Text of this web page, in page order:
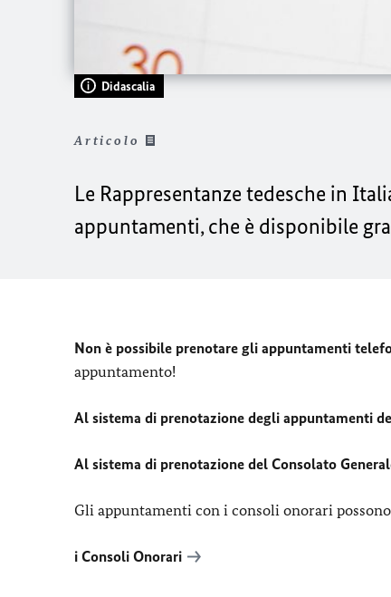
Didascalia
Articolo
Le Rappresentanze tedesche in
appuntamenti, che è disponibile
Non è possibile prenotare gli appuntamenti
appuntamento!
Al sistema di prenotazione degli appuntamenti
Al sistema di prenotazione del Consolato
Gli appuntamenti con i consoli onorari
i Consoli Onorari